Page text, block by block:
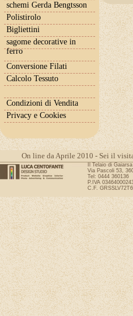
schemi Gerda Bengtsson
Polistirolo
Bigliettini
sagome decorative in
ferro
Conversione Filati
Calcolo Tessuto
Condizioni di Vendita
Privacy e Cookies
On line da Aprile 2010 - Sei il
Il Telaio di
Via Pascoli 53,
Tel: 0444 360136
P.IVA
C.F.